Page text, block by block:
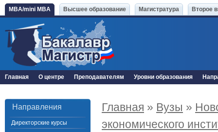
MBA/mini MBA Высшее образование Магистратура Второе
Главная О центре Преподавателям Уровни образования
Направления
Директорские курсы
Главная » Вузы »
экономического